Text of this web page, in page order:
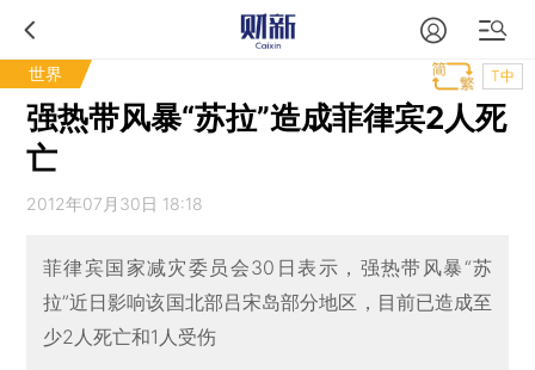
世界 T中
强热带风暴“苏拉”造成菲律宾2人死
亡
2012年07月30日 18:18
菲律宾国家减灾委员会30日表示，强热带风暴“苏
拉”近日影响该国北部吕宋岛部分地区，目前已造成至
少2人死亡和1人受伤